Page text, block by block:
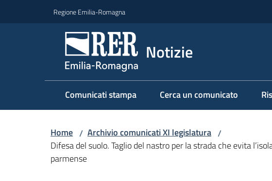
Regione Emilia-Romagna
Notizie
Comunicati stampa Cerca un comunicato
Home / Archivio comunicati XI legislatura /
Difesa del suolo. Taglio del nastro per la strada che evita
parmense